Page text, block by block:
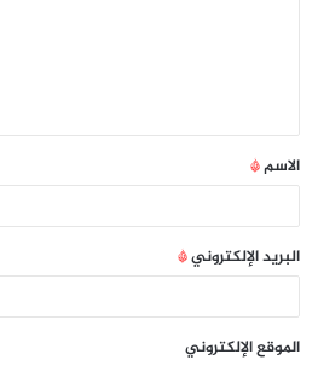
الاسم*
البريد الإلكتروني*
الموقع الإلكتروني